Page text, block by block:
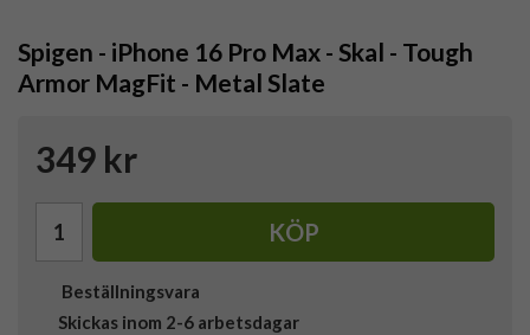
Spigen - iPhone 16 Pro Max - Skal - Tough
Armor MagFit - Metal Slate
349 kr
KÖP
Beställningsvara
Skickas inom 2-6 arbetsdagar